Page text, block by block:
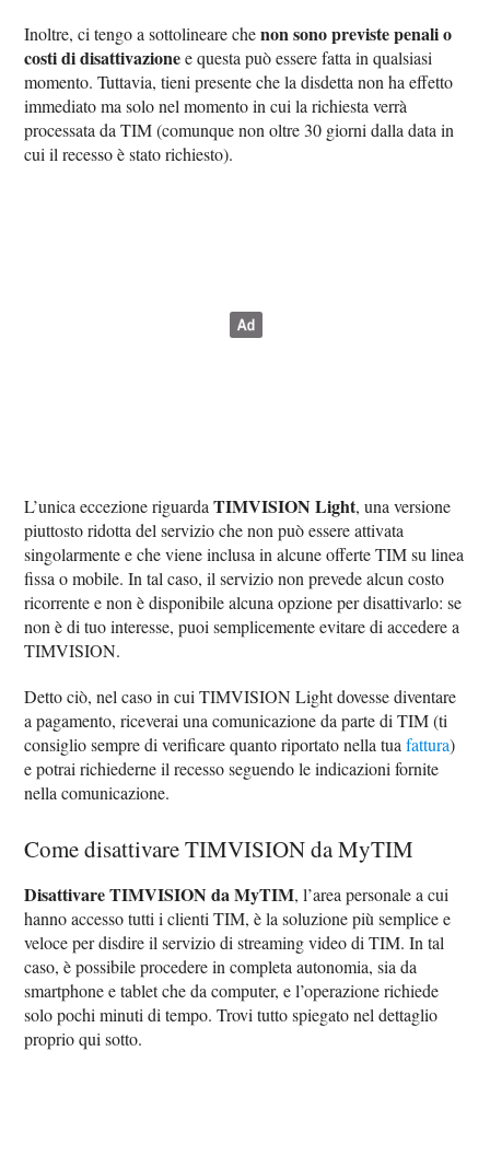
Inoltre, ci tengo a sottolineare chenon sono previste penali o
costi di disattivazionee questa può essere fatta in qualsiasi
momento. Tuttavia, tieni presente che la disdetta non ha effetto
immediato ma solo nel momento in cui la richiesta verrà
processata da TIM (comunque non oltre 30 giorni dalla data in
cui il recesso è stato richiesto).
L’unica eccezione riguardaTIMVISION Light, una versione
piuttosto ridotta del servizio che non può essere attivata
singolarmente e che viene inclusa in alcune offerte TIM su linea
fissa o mobile. In tal caso, il servizio non prevede alcun costo
ricorrente e non è disponibile alcuna opzione per disattivarlo: se
non è di tuo interesse, puoi semplicemente evitare di accedere a
TIMVISION.
Detto ciò, nel caso in cui TIMVISION Light dovesse diventare
a pagamento, riceverai una comunicazione da parte di TIM (ti
consiglio sempre di verificare quanto riportato nella tuafattura)
e potrai richiederne il recesso seguendo le indicazioni fornite
nella comunicazione.
Come disattivare TIMVISION da MyTIM
Disattivare TIMVISION da MyTIM, l’area personale a cui
hanno accesso tutti i clienti TIM, è la soluzione più semplice e
veloce per disdire il servizio di streaming video di TIM. In tal
caso, è possibile procedere in completa autonomia, sia da
smartphone e tablet che da computer, e l’operazione richiede
solo pochi minuti di tempo. Trovi tutto spiegato nel dettaglio
proprio qui sotto.